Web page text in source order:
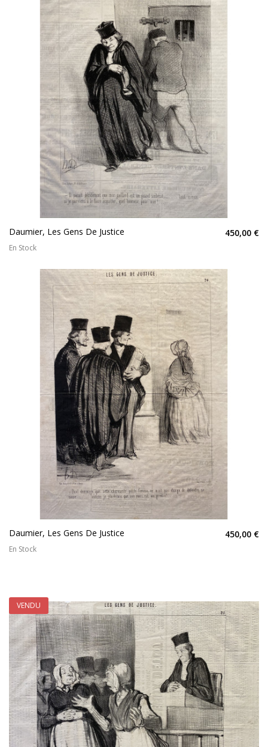
Daumier, Les Gens De Justice 450,00 €
En Stock
Daumier, Les Gens De Justice 450,00 €
En Stock
VENDU